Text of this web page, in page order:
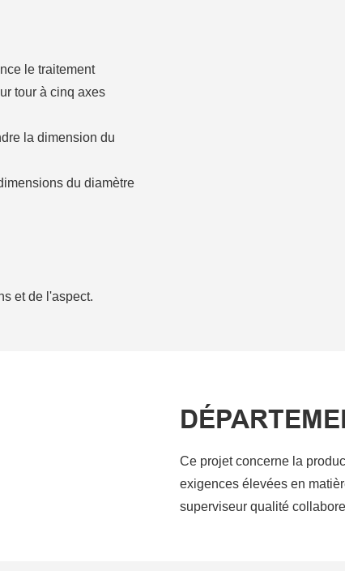
le traitement
tour à cinq axes
la dimension du
du diamètre
et de l'aspect.
Ce projet concerne la
exigences élevées en
superviseur qualité